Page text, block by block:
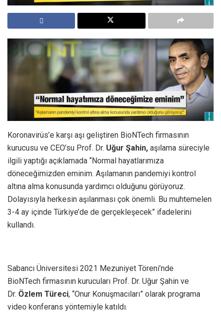
Koronavirüs’e karşı aşı geliştiren BioNTech firmasının
kurucusu ve CEO’su Prof. Dr. Uğur Şahin, aşılama süreciyle
ilgili yaptığı açıklamada “Normal hayatlarımıza
döneceğimizden eminim. Aşılamanın pandemiyi kontrol
altına alma konusunda yardımcı olduğunu görüyoruz.
Dolayısıyla herkesin aşılanması çok önemli. Bu muhtemelen
3-4 ay içinde Türkiye’de de gerçekleşecek” ifadelerini
kullandı.
Sabancı Üniversitesi 2021 Mezuniyet Töreni’nde
BioNTech firmasının kurucuları Prof. Dr. Uğur Şahin ve
Dr. Özlem Türeci, “Onur Konuşmacıları” olarak programa
video konferans yöntemiyle katıldı.